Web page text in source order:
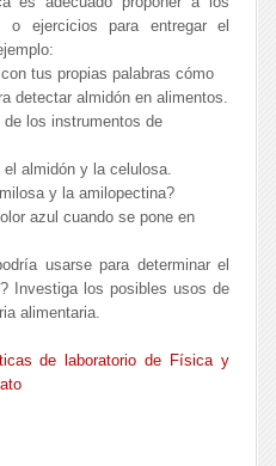
o ejercicios para entregar el
tus propias palabras cómo
detectar almidón en alimentos.
los instrumentos de
el almidón y la celulosa.
y la amilopectina?
azul cuando se pone en
usarse para determinar el
Investiga los posibles usos de
alimentaria.
de laboratorio de Física y